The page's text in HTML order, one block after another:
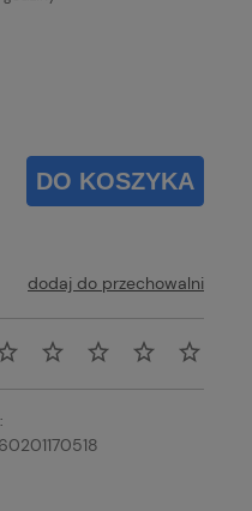
płatności
DO KOSZYKA
dodaj do przechowalni